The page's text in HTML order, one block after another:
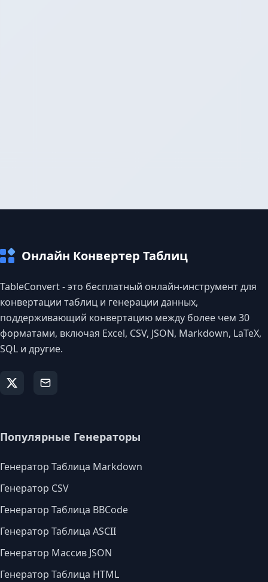
Онлайн Конвертер Таблиц
TableConvert - это бесплатный онлайн-инструмент для
конвертации таблиц и генерации данных,
поддерживающий конвертацию между более чем 30
форматами, включая Excel, CSV, JSON, Markdown, LaTeX,
SQL и другие.
Популярные Генераторы
Генератор Таблица Markdown
Генератор CSV
Генератор Таблица BBCode
Генератор Таблица ASCII
Генератор Массив JSON
Генератор Таблица HTML